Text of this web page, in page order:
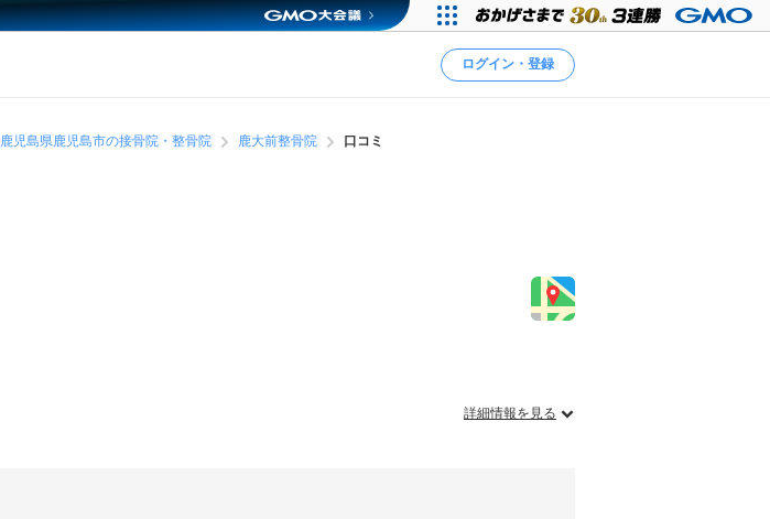
ログイン・登録
鹿児島県鹿児島市の接骨院・整骨院 鹿大前整骨院 口コミ
詳細情報を見る